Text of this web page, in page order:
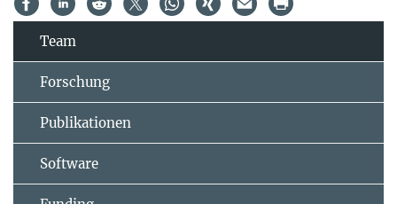
Team
Forschung
Publikationen
Software